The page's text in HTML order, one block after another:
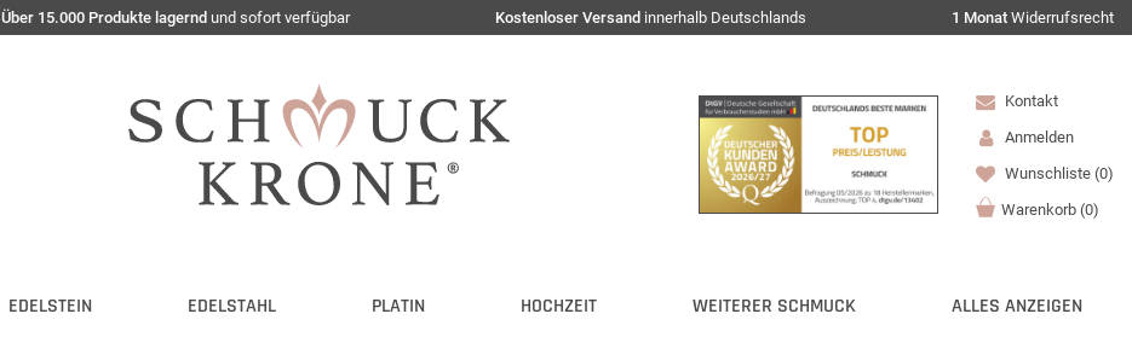
Über 15.000 Produkte lagernd und sofort verfügbar Kostenloser Versand innerhalb Deutschlands 1 Monat Widerrufsrecht
Kontakt
Anmelden
Wunschliste (0)
Warenkorb (0)
EDELSTEIN EDELSTAHL PLATIN HOCHZEIT WEITERER SCHMUCK ALLES ANZEIGEN